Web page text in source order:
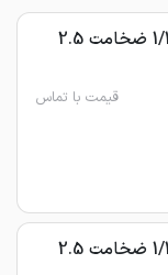
قیمت با تماس